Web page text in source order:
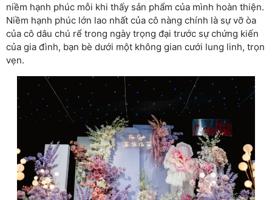
niềm hạnh phúc mỗi khi thấy sản phẩm của mình hoàn thiện.
Niềm hạnh phúc lớn lao nhất của cô nàng chính là sự vỡ òa
của cô dâu chú rể trong ngày trọng đại trước sự chứng kiến
của gia đình, bạn bè dưới một không gian cưới lung linh, trọn
vẹn.